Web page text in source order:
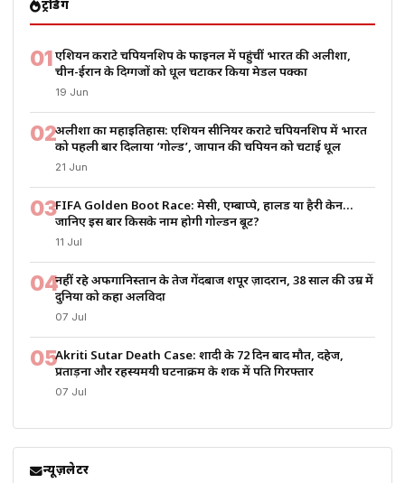
ट्रेंडिंग
01एशियन कराटे चैंपियनशिप के फाइनल में पहुंचीं भारत की अलीशा,
चीन-ईरान के दिग्गजों को धूल चटाकर किया मेडल पक्का
19 Jun
02अलीशा का महाइतिहास: एशियन सीनियर कराटे चैंपियनशिप में भारत
को पहली बार दिलाया ‘गोल्ड’, जापान की चैंपियन को चटाई धूल
21 Jun
03FIFA Golden Boot Race: मेसी, एम्बाप्पे, हालैंड या हैरी केन…
जानिए इस बार किसके नाम होगी गोल्डन बूट?
11 Jul
04नहीं रहे अफगानिस्तान के तेज गेंदबाज शपूर ज़ादरान, 38 साल की उम्र में
दुनिया को कहा अलविदा
07 Jul
05Akriti Sutar Death Case: शादी के 72 दिन बाद मौत, दहेज,
प्रताड़ना और रहस्यमयी घटनाक्रम के शक में पति गिरफ्तार
07 Jul
न्यूज़लेटर